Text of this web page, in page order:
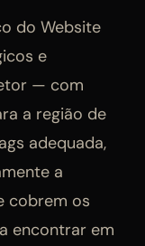
do Website
e
— com
a região de
adequada,
a
cobrem os
encontrar em